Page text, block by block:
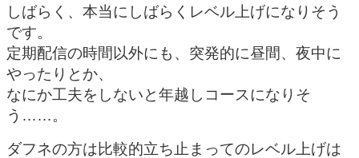
しばらく、本当にしばらくレベル上げになりそう
です。
定期配信の時間以外にも、突発的に昼間、夜中に
やったりとか、
なにか工夫をしないと年越しコースになりそ
う……。
ダフネの方は比較的立ち止まってのレベル上げは